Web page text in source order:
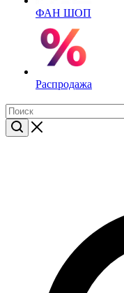
ФАН ШОП
Распродажа